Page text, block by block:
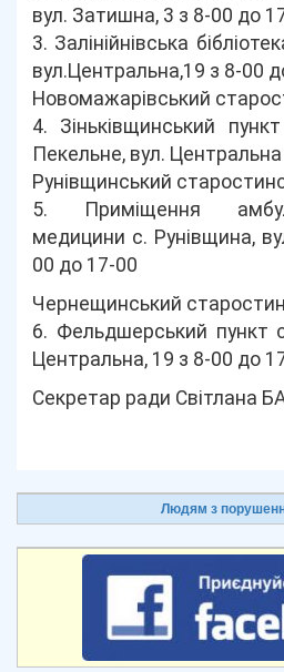
вул. Затишна, 3 з 8-00 до
3. Залінійнівська
вул.Центральна,19 з 8-00
Новомажарівський
4. Зіньківщинський
Пекельне, вул.
Рунівщинський
5. Приміщення
медицини с. Рунівщина,
00 до 17-00
Чернещинський
6. Фельдшерський пункт
Центральна, 19 з 8-00 до
Секретар ради Світлана
Людям з